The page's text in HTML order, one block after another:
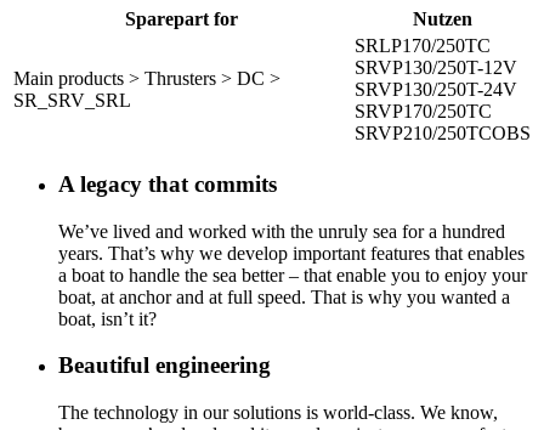
Sparepart for Nutzen
Main products > Thrusters > DC >
SR_SRV_SRL
SRLP170/250TC
SRVP130/250T-12V
SRVP130/250T-24V
SRVP170/250TC
SRVP210/250TCOBS
A legacy that commits
We’ve lived and worked with the unruly sea for a hundred
years. That’s why we develop important features that enables
a boat to handle the sea better – that enable you to enjoy your
boat, at anchor and at full speed. That is why you wanted a
boat, isn’t it?
Beautiful engineering
The technology in our solutions is world-class. We know,